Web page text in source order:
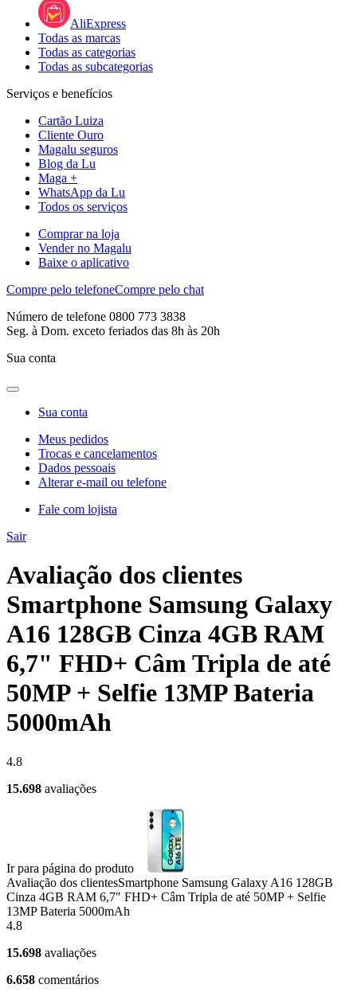
AliExpress
Todas as marcas
Todas as categorias
Todas as subcategorias
Serviços e benefícios
Cartão Luiza
Cliente Ouro
Magalu seguros
Blog da Lu
Maga +
WhatsApp da Lu
Todos os serviços
Comprar na loja
Vender no Magalu
Baixe o aplicativo
Compre pelo telefoneCompre pelo chat
Número de telefone 0800 773 3838
Seg. à Dom. exceto feriados das 8h às 20h
Sua conta
Sua conta
Meus pedidos
Trocas e cancelamentos
Dados pessoais
Alterar e-mail ou telefone
Fale com lojista
Sair
Avaliação dos clientes
Smartphone Samsung Galaxy
A16 128GB Cinza 4GB RAM
6,7" FHD+ Câm Tripla de até
50MP + Selfie 13MP Bateria
5000mAh
4.8
15.698 avaliações
Ir para página do produto
Avaliação dos clientesSmartphone Samsung Galaxy A16 128GB
Cinza 4GB RAM 6,7" FHD+ Câm Tripla de até 50MP + Selfie
13MP Bateria 5000mAh
4.8
15.698 avaliações
6.658 comentários